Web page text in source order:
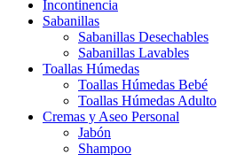
Incontinencia
Sabanillas
Sabanillas Desechables
Sabanillas Lavables
Toallas Húmedas
Toallas Húmedas Bebé
Toallas Húmedas Adulto
Cremas y Aseo Personal
Jabón
Shampoo